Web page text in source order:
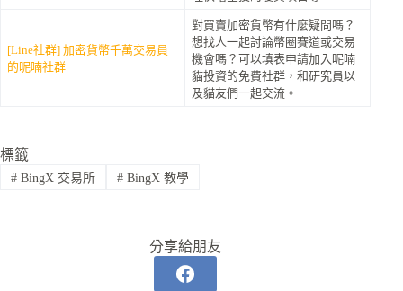
[Line社群] 加密貨幣千萬交易員
的呢喃社群
對買賣加密貨幣有什麼疑問嗎？
想找人一起討論幣圈賽道或交易
機會嗎？可以填表申請加入呢喃
貓投資的免費社群，和研究員以
及貓友們一起交流。
標籤
#BingX 交易所 #BingX 教學
分享給朋友